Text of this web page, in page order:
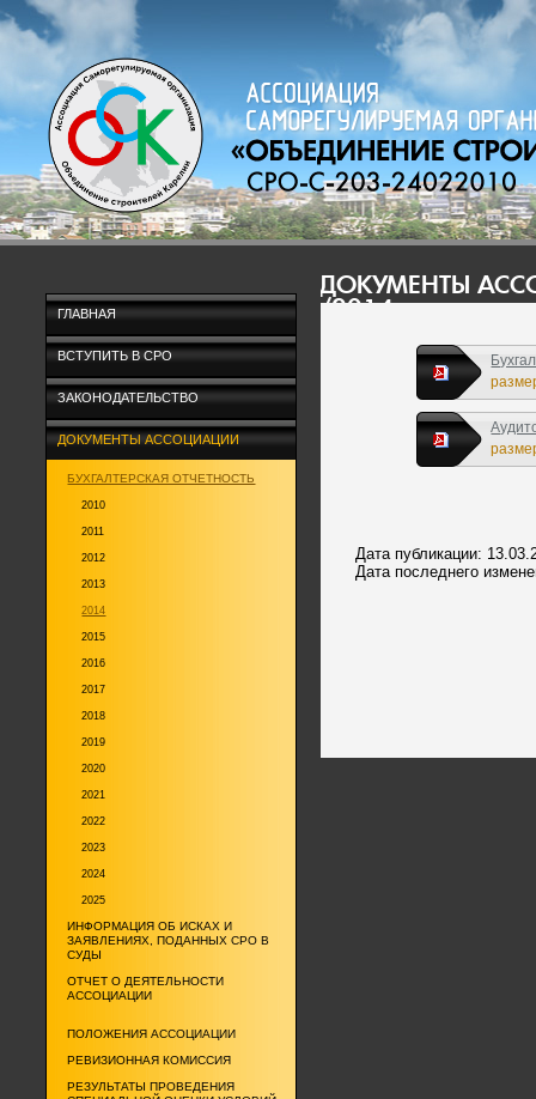
ГЛАВНАЯ
ВСТУПИТЬ В СРО
ЗАКОНОДАТЕЛЬСТВО
ДОКУМЕНТЫ АССОЦИАЦИИ
БУХГАЛТЕРСКАЯ ОТЧЕТНОСТЬ
2010
2011
2012
2013
2014
2015
2016
2017
2018
2019
2020
2021
2022
2023
2024
2025
ИНФОРМАЦИЯ ОБ ИСКАХ И
ЗАЯВЛЕНИЯХ, ПОДАННЫХ СРО В
СУДЫ
ОТЧЕТ О ДЕЯТЕЛЬНОСТИ
АССОЦИАЦИИ
ПОЛОЖЕНИЯ АССОЦИАЦИИ
РЕВИЗИОННАЯ КОМИССИЯ
РЕЗУЛЬТАТЫ ПРОВЕДЕНИЯ
ДОКУМЕНТЫ
/2014
Дата публикации:
Дата последнего